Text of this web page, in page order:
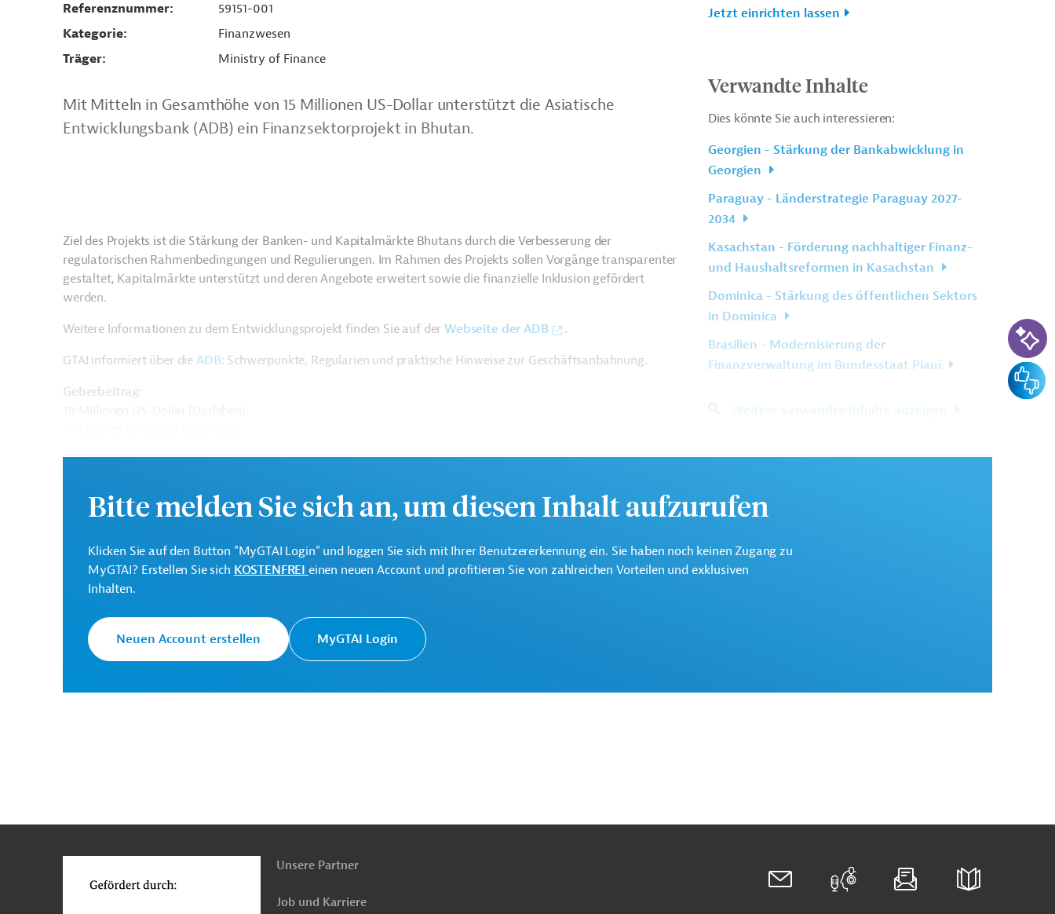
Referenznummer
59151-001
Kategorie
Finanzwesen
Träger
Ministry of Finance
Mit Mitteln in Gesamthöhe von 15 Millionen US-Dollar unterstützt die Asiatische
Entwicklungsbank (ADB) ein Finanzsektorprojekt in Bhutan.
Ziel des Projekts ist die Stärkung der Banken- und Kapitalmärkte Bhutans durch die Verbesserung der
regulatorischen Rahmenbedingungen und Regulierungen. Im Rahmen des Projekts sollen Vorgänge transparenter
gestaltet, Kapitalmärkte unterstützt und deren Angebote erweitert sowie die finanzielle Inklusion gefördert
werden.
Weitere Informationen zu dem Entwicklungsprojekt finden Sie auf derWebseite der ADB
.
GTAI informiert über die ADB: Schwerpunkte, Regularien und praktische Hinweise zur Geschäftsanbahnung.
Geberbeitrag:
Kontaktadressen
Asiatische
Region Asien und Pazifik.
Jetzt einrichten lassen
Verwandte Inhalte
Dies könnte Sie auch interessieren:
Georgien - Stärkung der Bankabwicklung in
Georgien
Paraguay - Länderstrategie Paraguay 2027-
2034
Kasachstan - Förderung nachhaltiger Finanz-
und Haushaltsreformen in Kasachstan
Dominica - Stärkung des öffentlichen Sektors
in Dominica
Brasilien - Modernisierung der
Finanzverwaltung im Bundesstaat Piauí
Bitte melden Sie sich an, um diesen Inhalt aufzurufen
Klicken Sie auf den Button "MyGTAI Login" und loggen Sie sich mit Ihrer Benutzererkennung ein. Sie haben noch keinen Zugang zu
MyGTAI? Erstellen Sie sich KOSTENFREI einen neuen Account und profitieren Sie von zahlreichen Vorteilen und exklusiven
Inhalten.
Neuen Account erstellen MyGTAI Login
oben
Unsere Partner
Job und Karriere
KI-